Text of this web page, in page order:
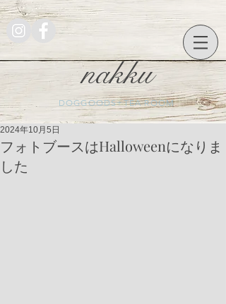
nakku
DOGGOODS+TEA ROOM
フォトブースはHalloweenになりま
した
2024年10月5日